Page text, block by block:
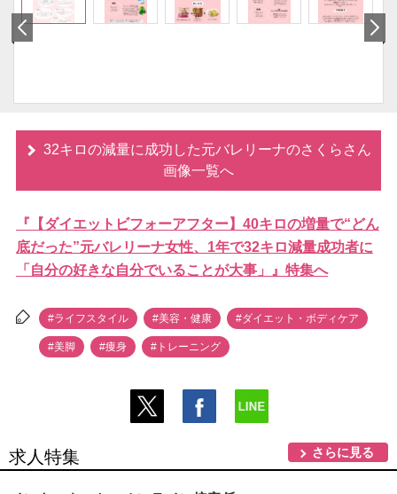
32キロの減量に成功した元バレリーナのさくらさん
画像一覧へ
『【ダイエットビフォーアフター】40キロの増量で“どん
底だった”元バレリーナ女性、1年で32キロ減量成功者に
「自分の好きな自分でいることが大事」』特集へ
#ライフスタイル #美容・健康 #ダイエット・ボディケア
#美脚 #痩身 #トレーニング
求人特集 さらに見る